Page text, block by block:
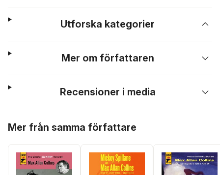
Utforska kategorier
Mer om författaren
Recensioner i media
Mer från samma författare